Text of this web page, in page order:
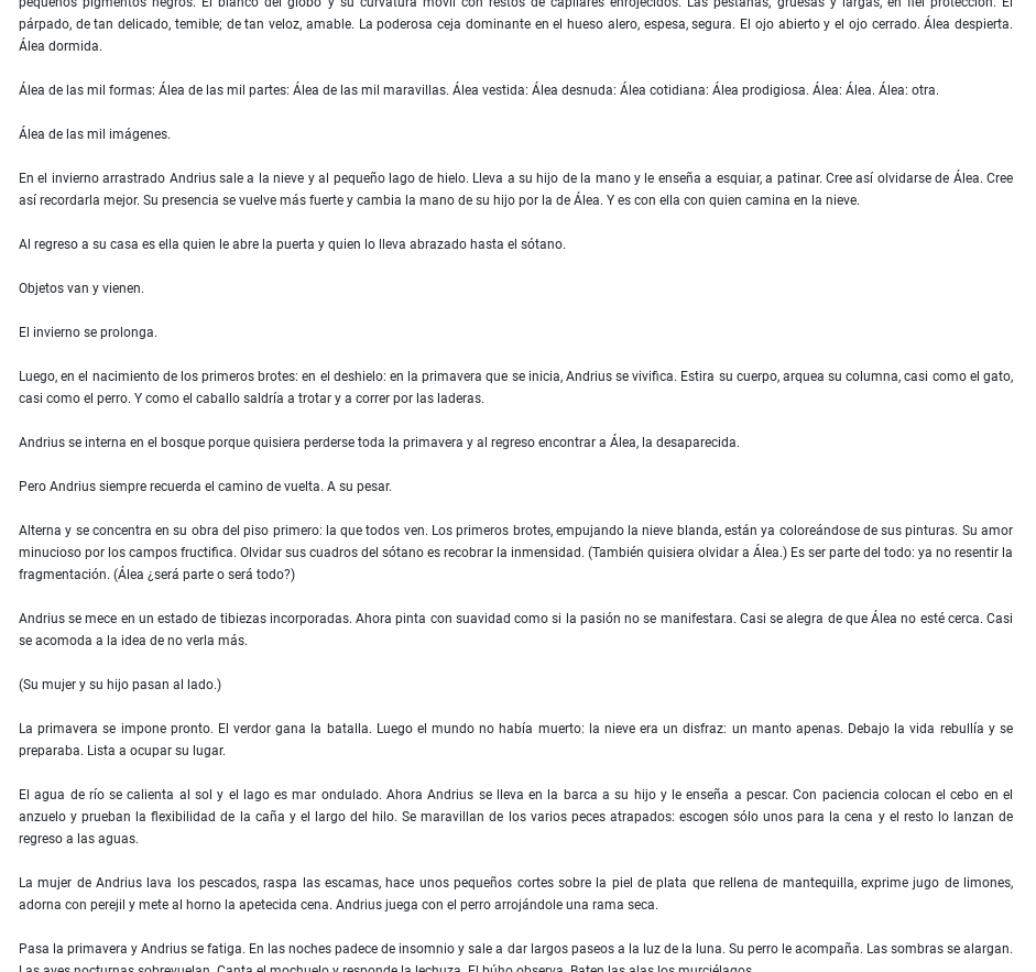
párpado, de tan delicado, temible; de tan veloz, amable. La poderosa ceja dominante en el hueso alero, espesa, segura. El ojo abierto y el ojo cerrado. Álea despierta.
Álea dormida.
Álea de las mil formas: Álea de las mil partes: Álea de las mil maravillas. Álea vestida: Álea desnuda: Álea cotidiana: Álea prodigiosa. Álea: Álea. Álea: otra.
Álea de las mil imágenes.
En el invierno arrastrado Andrius sale a la nieve y al pequeño lago de hielo. Lleva a su hijo de la mano y le enseña a esquiar, a patinar. Cree así olvidarse de Álea. Cree
así recordarla mejor. Su presencia se vuelve más fuerte y cambia la mano de su hijo por la de Álea. Y es con ella con quien camina en la nieve.
Al regreso a su casa es ella quien le abre la puerta y quien lo lleva abrazado hasta el sótano.
Objetos van y vienen.
El invierno se prolonga.
Luego, en el nacimiento de los primeros brotes: en el deshielo: en la primavera que se inicia, Andrius se vivifica. Estira su cuerpo, arquea su columna, casi como el gato,
casi como el perro. Y como el caballo saldría a trotar y a correr por las laderas.
Andrius se interna en el bosque porque quisiera perderse toda la primavera y al regreso encontrar a Álea, la desaparecida.
Pero Andrius siempre recuerda el camino de vuelta. A su pesar.
Alterna y se concentra en su obra del piso primero: la que todos ven. Los primeros brotes, empujando la nieve blanda, están ya coloreándose de sus pinturas. Su amor
minucioso por los campos fructifica. Olvidar sus cuadros del sótano es recobrar la inmensidad. (También quisiera olvidar a Álea.) Es ser parte del todo: ya no resentir la
fragmentación. (Álea ¿será parte o será todo?)
Andrius se mece en un estado de tibiezas incorporadas. Ahora pinta con suavidad como si la pasión no se manifestara. Casi se alegra de que Álea no esté cerca. Casi
se acomoda a la idea de no verla más.
(Su mujer y su hijo pasan al lado.)
La primavera se impone pronto. El verdor gana la batalla. Luego el mundo no había muerto: la nieve era un disfraz: un manto apenas. Debajo la vida rebullía y se
preparaba. Lista a ocupar su lugar.
El agua de río se calienta al sol y el lago es mar ondulado. Ahora Andrius se lleva en la barca a su hijo y le enseña a pescar. Con paciencia colocan el cebo en el
anzuelo y prueban la flexibilidad de la caña y el largo del hilo. Se maravillan de los varios peces atrapados: escogen sólo unos para la cena y el resto lo lanzan de
regreso a las aguas.
La mujer de Andrius lava los pescados, raspa las escamas, hace unos pequeños cortes sobre la piel de plata que rellena de mantequilla, exprime jugo de limones,
adorna con perejil y mete al horno la apetecida cena. Andrius juega con el perro arrojándole una rama seca.
Pasa la primavera y Andrius se fatiga. En las noches padece de insomnio y sale a dar largos paseos a la luz de la luna. Su perro le acompaña. Las sombras se alargan.